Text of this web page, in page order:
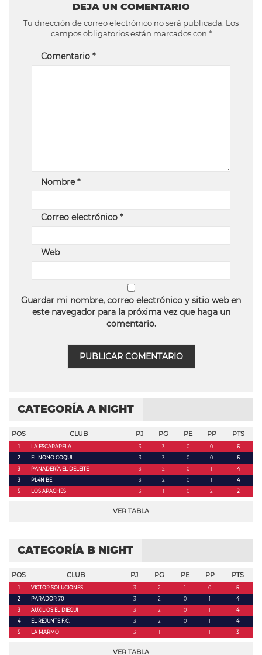
DEJA UN COMENTARIO
Tu dirección de correo electrónico no será publicada. Los
campos obligatorios están marcados con *
Comentario *
Nombre*
Correo electrónico *
Web
Guardar mi nombre, correo electrónico y sitio web en
este navegador para la próxima vez que haga un
comentario.
CATEGORÍA A NIGHT
POS CLUB PJ PG PE PP PTS
1 LA ESCARAPELA 3 3 0 0
6
2
EL NONO COQUI 3 3 0 0
6
3
PANADERÍA EL DELEITE 3 2 0 1
4
3
PL4N BE 3 2 0 1
4
5
LOS APACHES 3 1 0 2 2
VER TABLA
CATEGORÍA B NIGHT
POS CLUB PJ PG PE PP PTS
1 VICTOR SOLUCIONES 3 2 1 0
5
2
PARADOR 70 3 2 0 1
4
3
AUXILIOS EL DIEGUI 3 2 0 1
4
4
EL REJUNTE F.C. 3 2 0 1
4
5
LA MARMO 3 1 1 1 3
VER TABLA